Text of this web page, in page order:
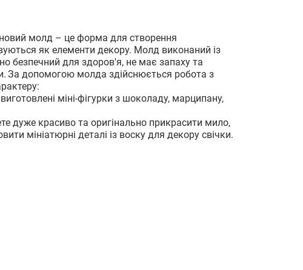
молд – це форма для створення
як елементи декору. Молд виконаний із
безпечний для здоров'я, не має запаху та
За допомогою молда здійснюється робота з
міні-фігурки з шоколаду, марципану,
дуже красиво та оригінально прикрасити мило,
мініатюрні деталі із воску для декору свічки.